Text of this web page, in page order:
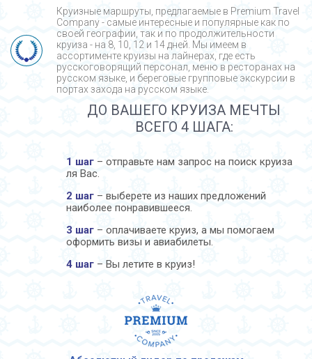
Круизные маршруты, предлагаемые в Premium Travel
Company - cамые интересные и популярные как по
своей географии, так и по продолжительности
круиза - на 8, 10, 12 и 14 дней. Мы имеем в
ассортименте круизы на лайнерах, где есть
русскоговорящий персонал, меню в ресторанах на
русском языке, и береговые групповые экскурсии в
портах захода на русском языке.
ДО ВАШЕГО КРУИЗА МЕЧТЫ
ВСЕГО 4 ШАГА:
1 шаг – отправьте нам запрос на поиск круиза
ля Вас.
2 шаг – выберете из наших предложений
наиболее понравившееся.
3 шаг – оплачиваете круиз, а мы помогаем
оформить визы и авиабилеты.
4 шаг – Вы летите в круиз!